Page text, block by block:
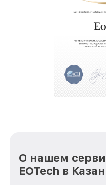
О нашем
EOTech в